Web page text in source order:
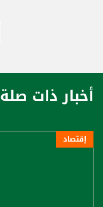
أخبار ذات صلة
إقتصاد